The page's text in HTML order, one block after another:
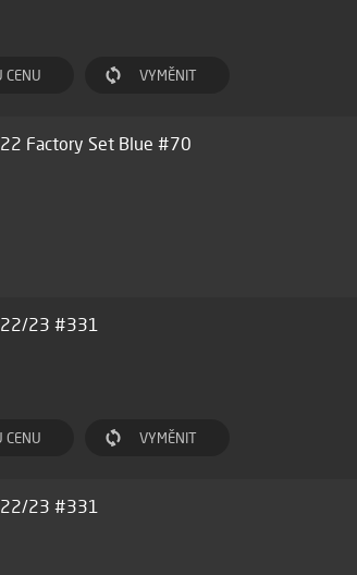
CENU VYMĚNIT
22 Factory Set Blue #70
22/23 #331
CENU VYMĚNIT
22/23 #331